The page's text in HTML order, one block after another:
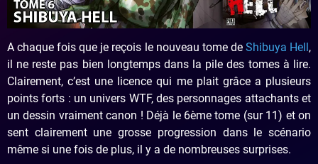
A chaque fois que je reçois le nouveau tome de Shibuya Hell,
il ne reste pas bien longtemps dans la pile des tomes à lire.
Clairement, c’est une licence qui me plait grâce a plusieurs
points forts : un univers WTF, des personnages attachants et
un dessin vraiment canon ! Déjà le 6ème tome (sur 11) et on
sent clairement une grosse progression dans le scénario
même si une fois de plus, il y a de nombreuses surprises.